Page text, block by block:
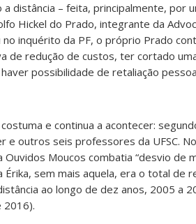
distância – feita, principalmente, por
Hickel do Prado, integrante da
inquérito da PF, o próprio Prado
de redução de custos, ter cortado
possibilidade de retaliação
e continua a acontecer:
e outros seis professores da UFSC.
Moucos combatia “desvio de
sem mais aquela, era o total de
ao longo de dez anos, 2005 a
2016).